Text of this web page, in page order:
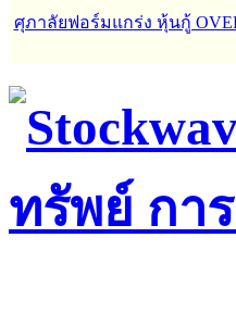
ศุภาลัยฟอร์มแกร่ง หุ้นกู้